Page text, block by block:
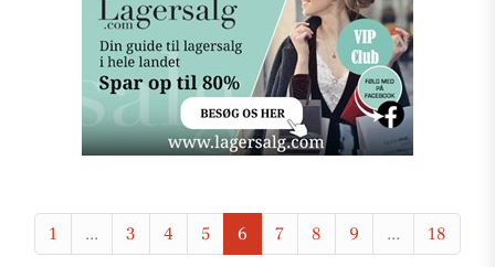
1 ... 3 4 5 6 7 8 9 ... 18